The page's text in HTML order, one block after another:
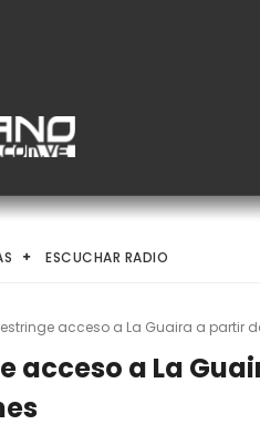
ESCUCHAR RADIO
acceso a La Guaira a partir
acceso a La